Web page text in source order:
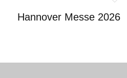
Hannover Messe 2026